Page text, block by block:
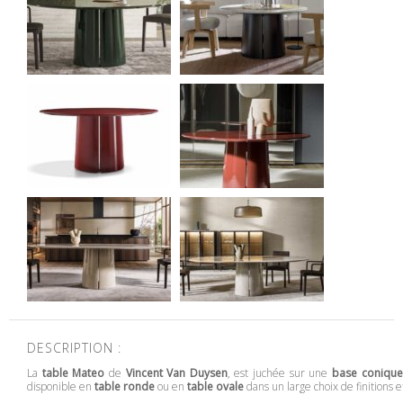
DESCRIPTION :
La table Mateo de Vincent Van Duysen, est juchée sur une base conique
disponible en table rondeou en table ovaledans un large choix de finitions